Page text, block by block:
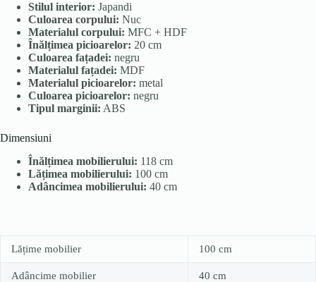
Stilul interior: Japandi
Culoarea corpului: Nuc
Materialul corpului: MFC + HDF
Înălțimea picioarelor: 20 cm
Culoarea fațadei: negru
Materialul fațadei: MDF
Materialul picioarelor: metal
Culoarea picioarelor: negru
Tipul marginii: ABS
Dimensiuni
Înălțimea mobilierului: 118 cm
Lățimea mobilierului: 100 cm
Adâncimea mobilierului: 40 cm
Lățime mobilier 100 cm
Adâncime mobilier 40 cm